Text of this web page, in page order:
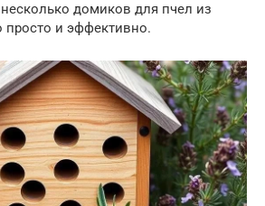
домиков для пчел из
просто и эффективно.